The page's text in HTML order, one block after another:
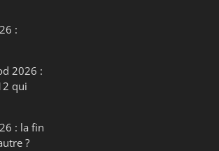
:
2026 :
qui
: la fin
?